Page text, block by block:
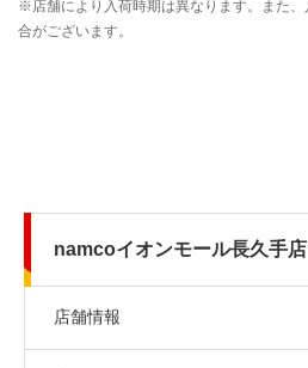
namcoイオンモール長久手店
店舗情報